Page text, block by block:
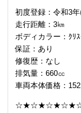
初度登録：令和3
走行距離：3㎞
ボディカラー：ｸﾘ
保証：あり
修復歴：なし
排気量：660㏄
車両本体価格：